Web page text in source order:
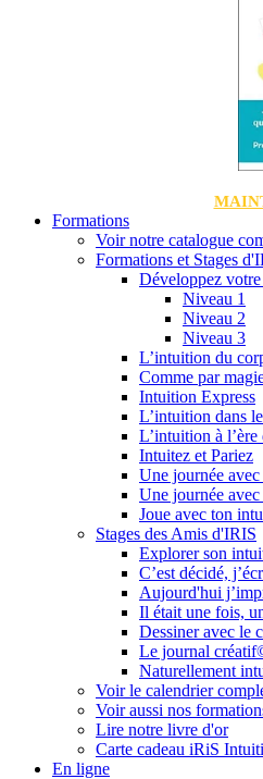
Formations
Voir notre catalogue
Formations et Stages
Développez
Niveau 1
Niveau 2
Niveau 3
L’intuition du
Comme par
Intuition Express
L’intuition dans
L’intuition à
Intuitez et Pariez
Une journée
Une journée
Joue avec ton
Stages des Amis d'IRIS
Explorer son
C’est décidé,
Aujourd'hui
Il était une fois,
Dessiner avec le
Le journal
Naturellement
Voir le calendrier
Voir aussi nos
Lire notre livre d'or
Carte cadeau iRiS
En ligne